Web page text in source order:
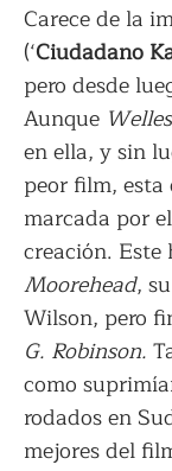
Carece de la
(‘Ciudadano
pero desde
Aunque Welles
en ella, y sin
peor film,
marcada por
creación. Este
Moorehead,
Wilson, pero
G. Robinson.
como
rodados en
mejores del